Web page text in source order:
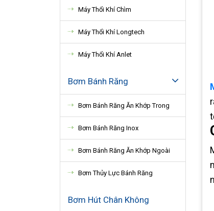
Máy Thổi Khí Chìm
Máy Thổi Khí Longtech
Máy Thổi Khí Anlet
Bơm Bánh Răng
Bơm Bánh Răng Ăn Khớp Trong
Bơm Bánh Răng Inox
Bơm Bánh Răng Ăn Khớp Ngoài
Bơm Thủy Lực Bánh Răng
Bơm Hút Chân Không